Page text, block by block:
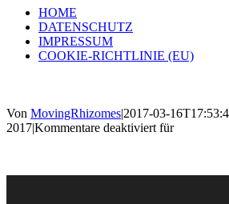
HOME
DATENSCHUTZ
IMPRESSUM
COOKIE-RICHTLINIE (EU)
Von MovingRhizomes|2017-03-
2017|Kommentare deaktiviert für